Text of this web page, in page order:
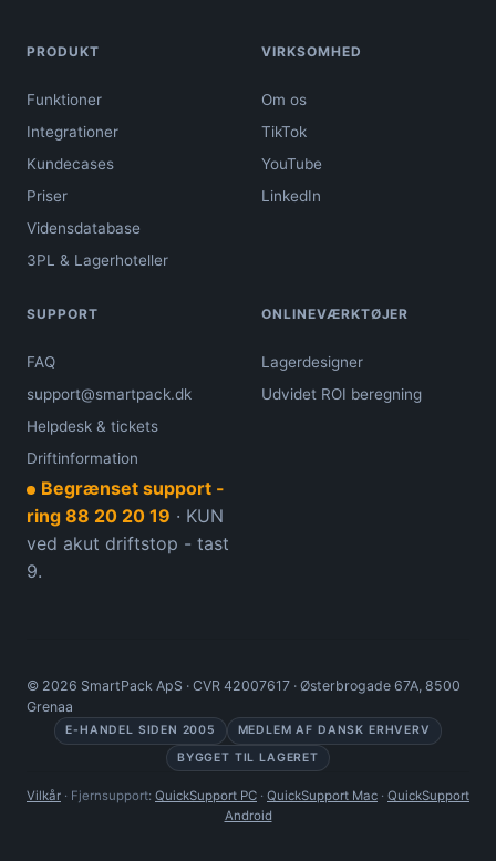
PRODUKT
Funktioner
Integrationer
Kundecases
Priser
Vidensdatabase
3PL & Lagerhoteller
VIRKSOMHED
Om os
TikTok
YouTube
LinkedIn
SUPPORT
FAQ
support@smartpack.dk
Helpdesk & tickets
Driftinformation
Begrænset support -
ring 88 20 20 19 · KUN
ved akut driftstop - tast
9.
ONLINEVÆRKTØJER
Lagerdesigner
Udvidet ROI beregning
© 2026 SmartPack ApS · CVR 42007617 · Østerbrogade 67A, 8500
Grenaa
E-HANDEL SIDEN 2005
MEDLEM AF DANSK ERHVERV
BYGGET TIL LAGERET
Vilkår · Fjernsupport: QuickSupport PC · QuickSupport Mac · QuickSupport
Android